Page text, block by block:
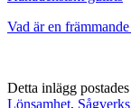
Vad är en
Detta inlägg
Lönsamhet,